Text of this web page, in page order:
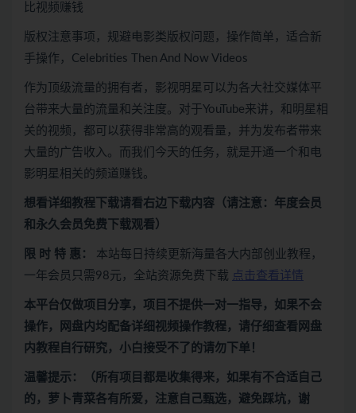
比视频赚钱
版权注意事项，规避电影类版权问题，操作简单，适合新
手操作，Celebrities Then And Now Videos
作为顶级流量的拥有者，影视明星可以为各大社交媒体平
台带来大量的流量和关注度。对于YouTube来讲，和明星相
关的视频，都可以获得非常高的观看量，并为发布者带来
大量的广告收入。而我们今天的任务，就是开通一个和电
影明星相关的频道赚钱。
想看详细教程下载请看右边下载内容 （请注意：年度会员
和永久会员免费下载观看）
限 时 特 惠： 本站每日持续更新海量各大内部创业教程，
一年会员只需98元，全站资源免费下载 点击查看详情
本平台仅做项目分享，项目不提供一对一指导，如果不会
操作，网盘内均配备详细视频操作教程，请仔细查看网盘
内教程自行研究，小白接受不了的请勿下单！
温馨提示：（所有项目都是收集得来，如果有不合适自己
的，萝卜青菜各有所爱，注意自己甄选，避免踩坑，谢